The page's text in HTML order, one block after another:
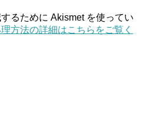
るために Akismet を使ってい
方法の詳細はこちらをご覧く